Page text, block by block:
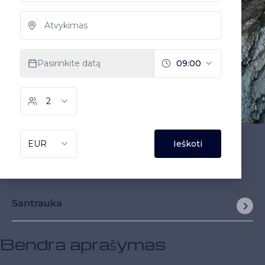
Santrauka
Bendra aprašymas